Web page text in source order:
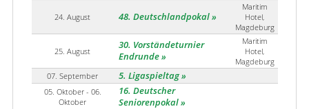
24. August 48. Deutschlandpokal
Maritim
Hotel,
Magdeburg
25. August
30. Vorständeturnier
Endrunde
Maritim
Hotel,
Magdeburg
07. September
5. Ligaspieltag
05. Oktober - 06.
Oktober
16. Deutscher
Seniorenpokal